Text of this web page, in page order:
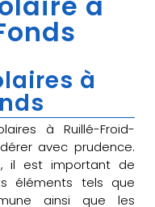
à
à Ruillé-Froid-
avec prudence.
il est important de
éléments tels que
ainsi que les